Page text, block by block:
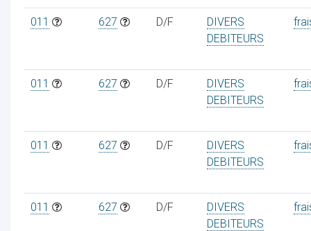
011 627 D/F
DIVERS
DEBITEURS
011 627 D/F
DIVERS
DEBITEURS
011 627 D/F
DIVERS
DEBITEURS
011 627 D/F
DIVERS
DEBITEURS